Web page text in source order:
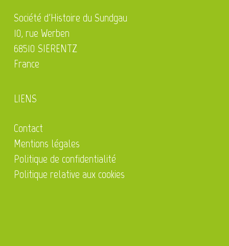
Société d'Histoire du Sundgau
10, rue Werben
68510 SIERENTZ
France
LIENS
Contact
Mentions légales
Politique de confidentialité
Politique relative aux cookies